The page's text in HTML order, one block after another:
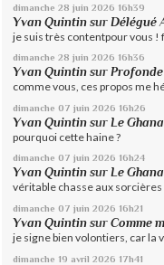
dimanche 28 juin 2026 16h39
Yvan Quintin surDélégué
je suis très contentpour vous
dimanche 28 juin 2026 16h36
Yvan Quintin sur
comme vous, ces propos me
dimanche 07 juin 2026 16h26
Yvan Quintin sur Le
pourquoi cette haine ?
dimanche 07 juin 2026 16h24
Yvan Quintin surLe
véritable chasse aux
dimanche 07 juin 2026 16h21
Yvan Quintin surComme
je signe bien volontiers, car la
dimanche 19 avril 2026 17h41